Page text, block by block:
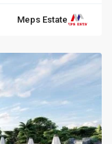
Meps EstateAlsancak,